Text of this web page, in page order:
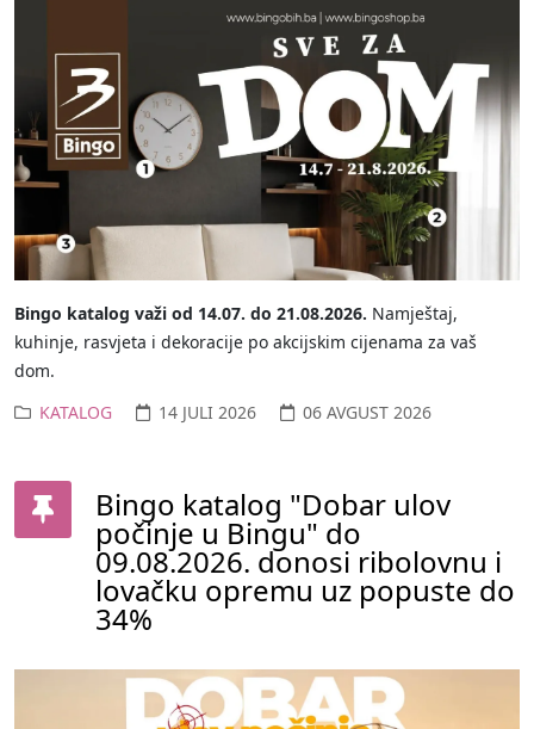
Bingo katalog važi od 14.07. do 21.08.2026. Namještaj,
kuhinje, rasvjeta i dekoracije po akcijskim cijenama za vaš
dom.
KATALOG
14 JULI 2026 06 AVGUST 2026
Bingo katalog "Dobar ulov
počinje u Bingu" do
09.08.2026. donosi ribolovnu i
lovačku opremu uz popuste do
34%